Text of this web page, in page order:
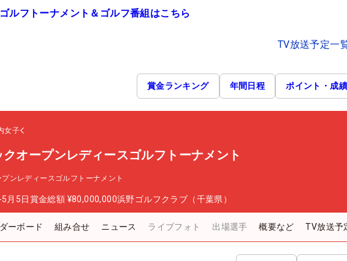
ルフトーナメント＆ゴルフ番組はこちら
TV放送予定一
賞金ランキング 年間日程 ポイント・成績
女子
オープンレディースゴルフトーナメント
ンレディースゴルフトーナメント
月5日賞金総額 ¥80,000,000浜野ゴルフクラブ（千葉県）
ーボード 組み合せ ニュース ライブフォト 出場選手 概要など TV放送予